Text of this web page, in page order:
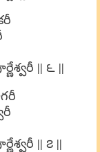
|| ౬ ||
|| ౭ ||